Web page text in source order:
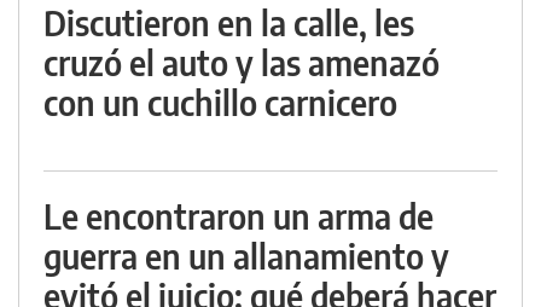
Discutieron en la calle, les
cruzó el auto y las amenazó
con un cuchillo carnicero
Le encontraron un arma de
guerra en un allanamiento y
evitó el juicio: qué deberá hacer